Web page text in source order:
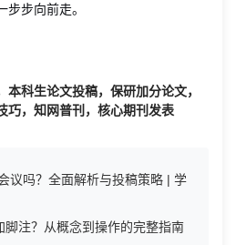
步向前走。
科生论文投稿，保研加分论文，
巧，知网普刊，核心期刊发表
议吗？全面解析与投稿策略 | 学
脚注？从概念到操作的完整指南